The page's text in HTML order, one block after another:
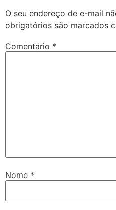
O seu endereço de e-mail
obrigatórios são marcados
Comentário *
Nome *